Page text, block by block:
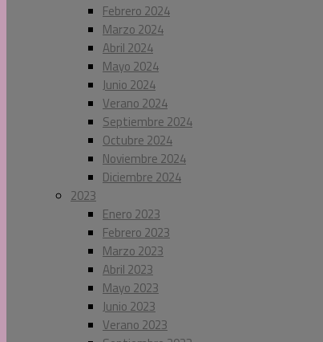
Febrero 2024
Marzo 2024
Abril 2024
Mayo 2024
Junio 2024
Verano 2024
Septiembre 2024
Octubre 2024
Noviembre 2024
Diciembre 2024
2023
Enero 2023
Febrero 2023
Marzo 2023
Abril 2023
Mayo 2023
Junio 2023
Verano 2023